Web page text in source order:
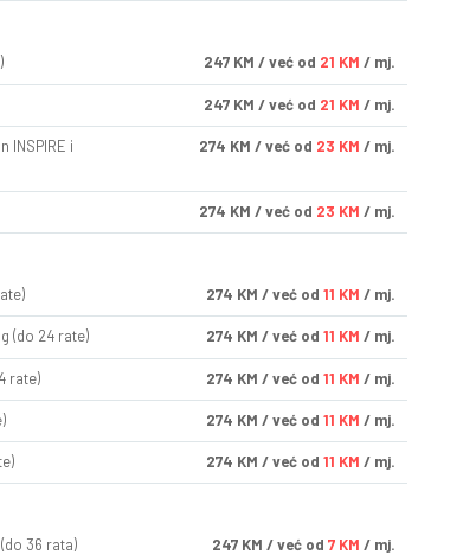
247 KM / već od 21 KM / mj.
247 KM / već od 21 KM / mj.
INSPIRE i
274 KM / već od 23 KM / mj.
274 KM / već od 23 KM / mj.
274 KM / već od 11 KM / mj.
(do 24 rate) 274 KM / već od 11 KM / mj.
rate) 274 KM / već od 11 KM / mj.
274 KM / već od 11 KM / mj.
274 KM / već od 11 KM / mj.
36 rata) 247 KM / već od 7 KM / mj.